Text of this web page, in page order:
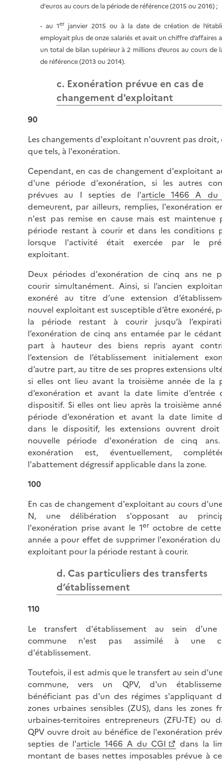
d'euros au cours de la période de référence (2015 ou 2016) ;
- au 1erjanvier 2015 ou à la date de création de
employait plus de onze salariés et avait un chiffre d’affaires
un total de bilan supérieur à 2 millions d’euros au cours de
de référence (2013 ou 2014).
c. Exonération prévue en cas de
changement d'exploitant
90
Les changements d'exploitant n'ouvrent pas
que tels, à l'exonération.
Cependant, en cas de changement d'exploitant
d'une période d'exonération, si les autres
prévues au I septies de l'article 1466 A du
demeurent, par ailleurs, remplies, l'exonération
n'est pas remise en cause mais est maintenue
période restant à courir et dans les conditions
lorsque l'activité était exercée par le
exploitant.
Deux périodes d'exonération de cinq ans ne
courir simultanément. Ainsi, si l’ancien
exonéré au titre d’une extension
nouvel exploitant est susceptible d’être exonéré,
la période restant à courir jusqu’à
l’exonération de cinq ans entamée par le
part à hauteur des biens repris ayant
l’extension de l’établissement initialement
d’autre part, au titre de ses propres extensions
si elles ont lieu avant la troisième année de la
d’exonération et avant la date limite d’entrée
dispositif. Si elles ont lieu après la troisième
période d’exonération et avant la date limite
dans le dispositif, les extensions ouvrent
nouvelle période d'exonération de cinq
exonération est, éventuellement,
l'abattement dégressif applicable dans la zone.
100
En cas de changement d'exploitant au cours
N, une délibération s'opposant au
l'exonération prise avant le 1eroctobre de cette
année a pour effet de supprimer l'exonération
exploitant pour la période restant à courir.
d. Cas particuliers des transferts
d’établissement
110
Le transfert d'établissement au sein d'une
commune n'est pas assimilé à une
d'établissement.
Toutefois, il est admis que le transfert au sein
commune, vers un QPV, d'un
bénéficiant pas d'un des régimes s'appliquant
zones urbaines sensibles (ZUS), dans les zones
urbaines-territoires entrepreneurs (ZFU-TE) ou
QPV ouvre droit au bénéfice de l'exonération
septies de l'article 1466 A du CGI
dans la
montant de bases nettes imposables prévue à